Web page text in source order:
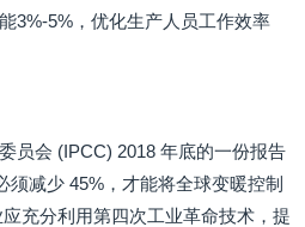
3%-5%，优化生产人员工作效率
员会 (IPCC) 2018 年底的一份报告
须减少 45%，才能将全球变暖控制
充分利用第四次工业革命技术，提